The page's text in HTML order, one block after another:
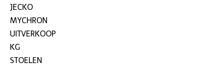
JECKO
MYCHRON
UITVERKOOP
KG
STOELEN